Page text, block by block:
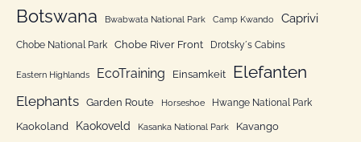
o
i
e
n
Botswana Bwabwata National Park Camp Kwando Caprivi
Chobe National Park Chobe River Front Drotsky´s Cabins
Eastern Highlands EcoTraining Einsamkeit Elefanten
Elephants Garden Route Horseshoe Hwange National Park
Kaokoland Kaokoveld Kasanka National Park Kavango